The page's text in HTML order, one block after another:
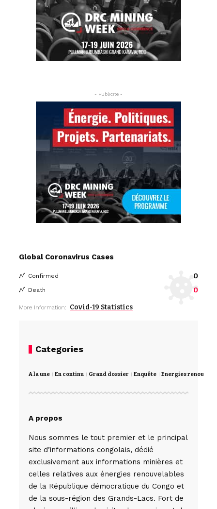
- Publicite -
Global Coronavirus Cases
Confirmed 0
Death 0
More Information: Covid-19 Statistics
Categories
A la une En continu Grand dossier Enquête Energies
A propos
Nous sommes le tout premier et le principal
site d’informations congolais, dédié
exclusivement aux informations minières et
celles relatives aux énergies renouvelables
de la République démocratique du Congo et
de la sous-région des Grands-Lacs. Fort de